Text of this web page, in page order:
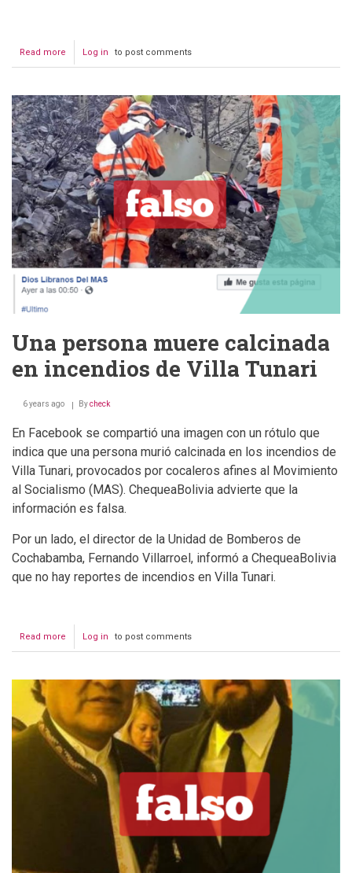
Read more about
Uso
técnica
de
contrafuego
para
combatir
incendio
en
la
Chiquitania
Log in to post comments
Una persona muere calcinada
en incendios de Villa Tunari
6 years ago Bycheck
En Facebook se compartió una imagen con un rótulo que
indica que una persona murió calcinada en los incendios de
Villa Tunari, provocados por cocaleros afines al Movimiento
al Socialismo (MAS). ChequeaBolivia advierte que la
información es falsa.
Por un lado, el director de la Unidad de Bomberos de
Cochabamba, Fernando Villarroel, informó a ChequeaBolivia
que no hay reportes de incendios en Villa Tunari.
Read more about
Una
calcinada
incendios
de
Villa
Tunari
Log in to post comments